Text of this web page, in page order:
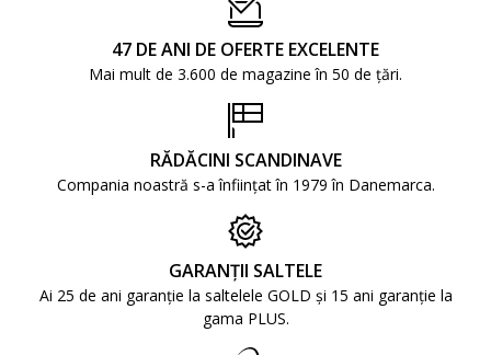
47 DE ANI DE OFERTE EXCELENTE
Mai mult de 3.600 de magazine în 50 de țări.
RĂDĂCINI SCANDINAVE
Compania noastră s-a înființat în 1979 în Danemarca.
GARANȚII SALTELE
Ai 25 de ani garanție la saltelele GOLD și 15 ani garanție la
gama PLUS.